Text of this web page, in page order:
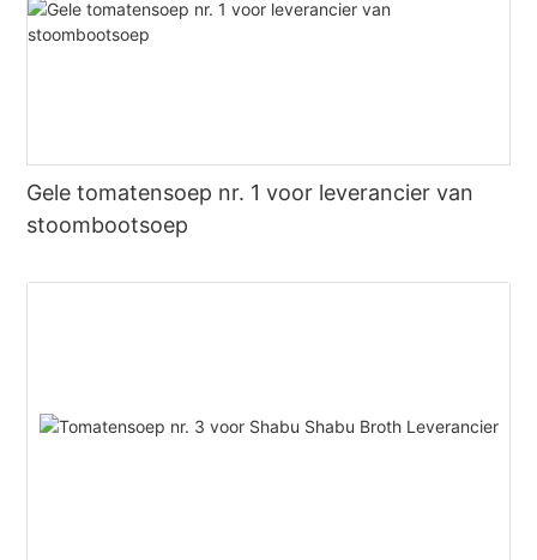
Gele tomatensoep nr. 1 voor leverancier van
stoombootsoep